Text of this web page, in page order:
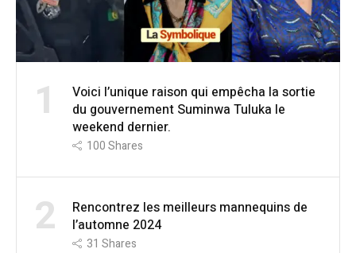
1
Voici l’unique raison qui empêcha la sortie
du gouvernement Suminwa Tuluka le
weekend dernier.
100Shares
2
Rencontrez les meilleurs mannequins de
l’automne 2024
31 Shares